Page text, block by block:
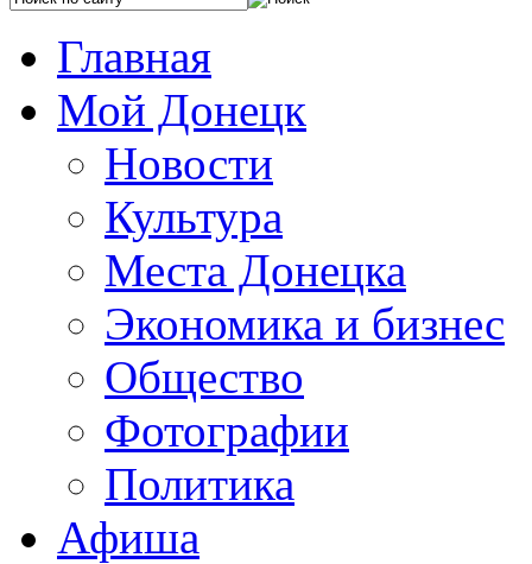
Главная
Мой Донецк
Новости
Культура
Места Донецка
Экономика и бизнес
Общество
Фотографии
Политика
Афиша